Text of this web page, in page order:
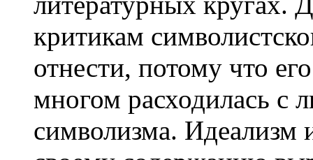
критикам
отнести, потому что
многом расходилась с
символизма. Идеализм